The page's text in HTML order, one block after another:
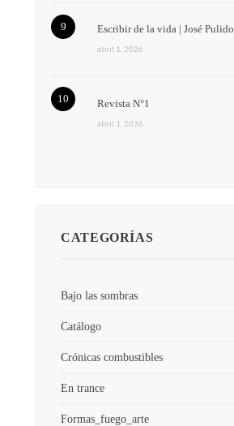
Escribir de la vida | José Pulido
abril 1, 2026
Revista N°1
abril 1, 2026
CATEGORÍAS
Bajo las sombras
Catálogo
Crónicas combustibles
En trance
Formas_fuego_arte